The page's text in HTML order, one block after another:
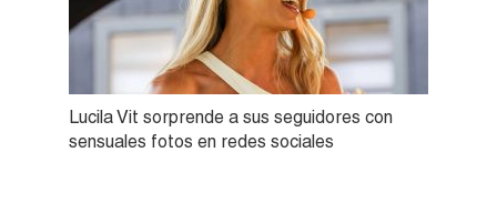
Lucila Vit sorprende a sus seguidores con
sensuales fotos en redes sociales